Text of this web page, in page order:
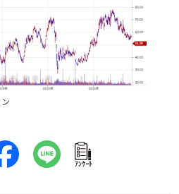
ｱﾝｹｰﾄ